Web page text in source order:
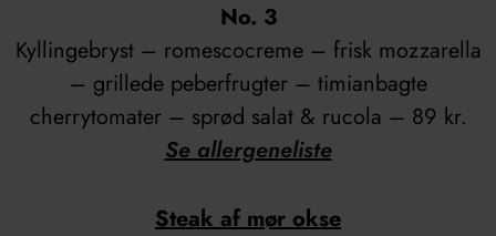
No. 3
Kyllingebryst – romescocreme – frisk mozzarella
– grillede peberfrugter – timianbagte
cherrytomater – sprød salat & rucola – 89 kr.
Se allergeneliste
Steak af mør okse